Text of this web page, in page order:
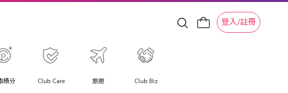
登入/註冊
積分 Club Care 旅遊 Club Biz